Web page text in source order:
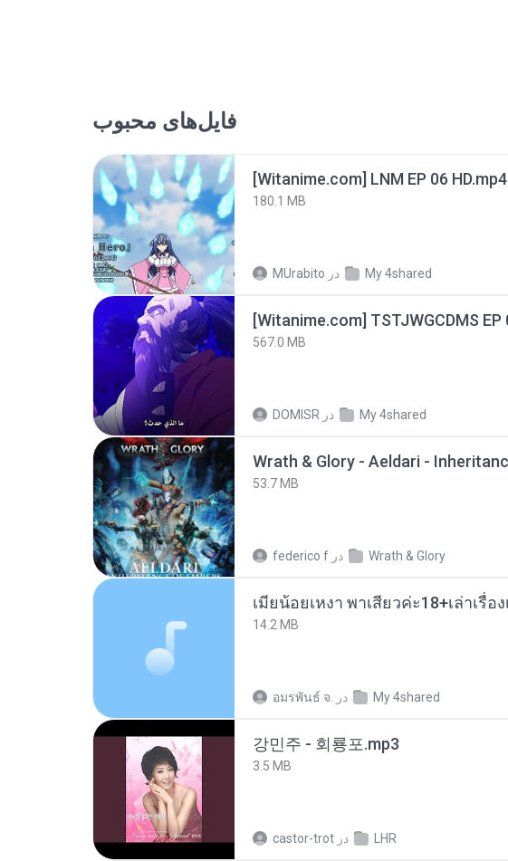
فایل‌های محبوب
[Witanime.com] LNM EP 06 HD.mp4
180.1 MB
MUrabito در My 4shared
567.0 MB
DOMISR در My 4shared
53.7 MB
federico f در Wrath & Glory
14.2 MB
อมรพันธ์ จ. در My 4shared
강민주 - 회룡포.mp3
3.5 MB
castor-trot در LHR